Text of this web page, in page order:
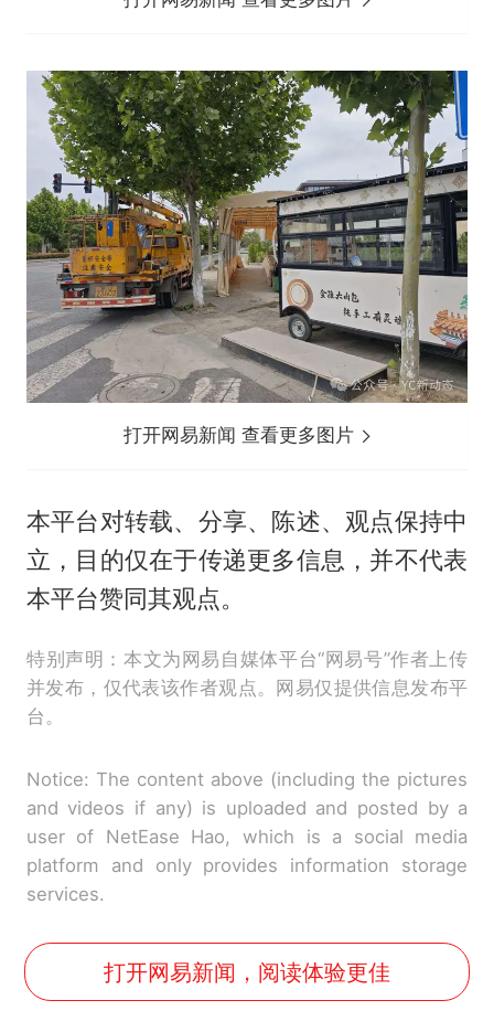
打开网易新闻 查看更多图片
本平台对转载、分享、陈述、观点保持中
立，目的仅在于传递更多信息，并不代表
本平台赞同其观点。
特别声明：本文为网易自媒体平台“网易号”作者上传
并发布，仅代表该作者观点。网易仅提供信息发布平
台。
Notice: The content above (including the pictures
and videos if any) is uploaded and posted by a
user of NetEase Hao, which is a social media
platform and only provides information storage
services.
打开网易新闻，阅读体验更佳